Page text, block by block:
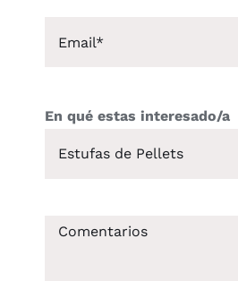
En qué estas interesado/a